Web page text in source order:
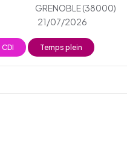
GRENOBLE (38000)
21/07/2026
CDI Temps plein